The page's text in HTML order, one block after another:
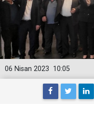
10:05
06 Nisan 2023